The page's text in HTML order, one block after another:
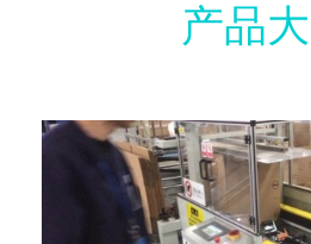
产品